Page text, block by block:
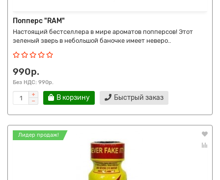
Попперс "RAM"
Настоящий бестселлера в мире ароматов попперсов! Этот
зеленый зверь в небольшой баночке имеет неверо..
990р.
Без НДС: 990р.
В корзину Быстрый заказ
Лидер продаж!